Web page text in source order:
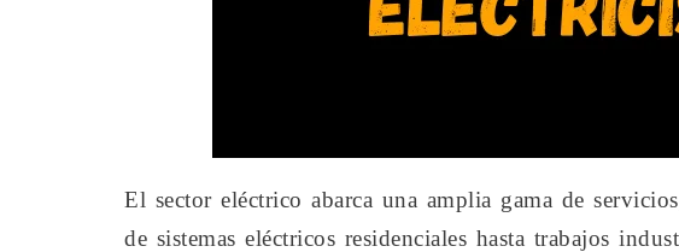
El sector eléctrico abarca una amplia gama de
de sistemas eléctricos residenciales hasta trabajos